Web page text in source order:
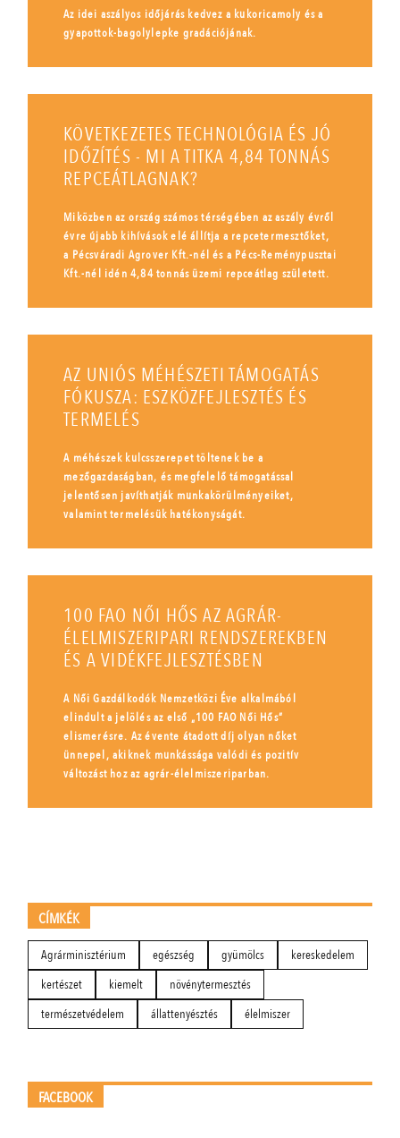
Az idei aszályos időjárás kedvez a kukoricamoly és a
gyapottok-bagolylepke gradációjának.
KÖVETKEZETES TECHNOLÓGIA ÉS JÓ
IDŐZÍTÉS - MI A TITKA 4,84 TONNÁS
REPCEÁTLAGNAK?
Miközben az ország számos térségében az aszály évről
évre újabb kihívások elé állítja a repcetermesztőket,
a Pécsváradi Agrover Kft.-nél és a Pécs-Reménypusztai
Kft.-nél idén 4,84 tonnás üzemi repceátlag született.
AZ UNIÓS MÉHÉSZETI TÁMOGATÁS
FÓKUSZA: ESZKÖZFEJLESZTÉS ÉS
TERMELÉS
A méhészek kulcsszerepet töltenek be a
mezőgazdaságban, és megfelelő támogatással
jelentősen javíthatják munkakörülményeiket,
valamint termelésük hatékonyságát.
100 FAO NŐI HŐS AZ AGRÁR-
ÉLELMISZERIPARI RENDSZEREKBEN
ÉS A VIDÉKFEJLESZTÉSBEN
A Női Gazdálkodók Nemzetközi Éve alkalmából
elindult a jelölés az első „100 FAO Női Hős”
elismerésre. Az évente átadott díj olyan nőket
ünnepel, akiknek munkássága valódi és pozitív
változást hoz az agrár-élelmiszeriparban.
CÍMKÉK
Agrárminisztérium egészség gyümölcs
kereskedelem
kertészet
kiemelt
növénytermesztés
természetvédelem
állattenyésztés élelmiszer
FACEBOOK